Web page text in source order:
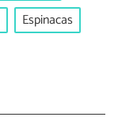
Espinacas